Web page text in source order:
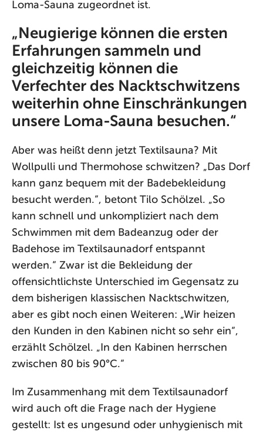
Loma-Sauna zugeordnet ist.
„Neugierige können die ersten
Erfahrungen sammeln und
gleichzeitig können die
Verfechter des Nacktschwitzens
weiterhin ohne Einschränkungen
unsere Loma-Sauna besuchen.“
Aber was heißt denn jetzt Textilsauna? Mit
Wollpulli und Thermohose schwitzen? „Das Dorf
kann ganz bequem mit der Badebekleidung
besucht werden.“, betont Tilo Schölzel. „So
kann schnell und unkompliziert nach dem
Schwimmen mit dem Badeanzug oder der
Badehose im Textilsaunadorf entspannt
werden.“ Zwar ist die Bekleidung der
offensichtlichste Unterschied im Gegensatz zu
dem bisherigen klassischen Nacktschwitzen,
aber es gibt noch einen Weiteren: „Wir heizen
den Kunden in den Kabinen nicht so sehr ein“,
erzählt Schölzel. „In den Kabinen herrschen
zwischen 80 bis 90°C.“
Im Zusammenhang mit dem Textilsaunadorf
wird auch oft die Frage nach der Hygiene
gestellt: Ist es ungesund oder unhygienisch mit